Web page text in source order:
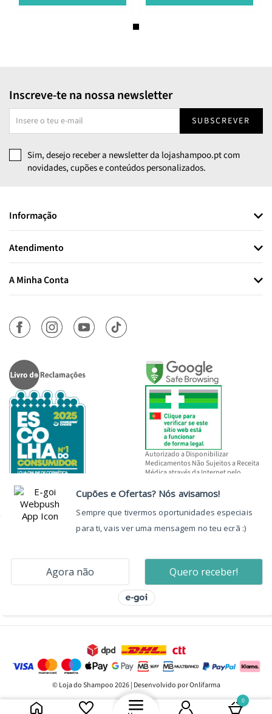
0
Inscreve-te na nossa newsletter
SUBSCREVER
Sim, desejo receber a newsletter da lojashampoo.pt com
novidades, cupões e conteúdos personalizados.
Informação
Atendimento
A Minha Conta
Autorizado a Disponibilizar
Medicamentos Não Sujeitos a Receita
Médica através da Internet pelo
© Loja do Shampoo 2026 | Desenvolvido por Onlifarma